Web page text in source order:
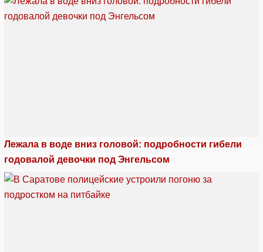
Лежала в воде вниз головой: подробности гибели
годовалой девочки под Энгельсом